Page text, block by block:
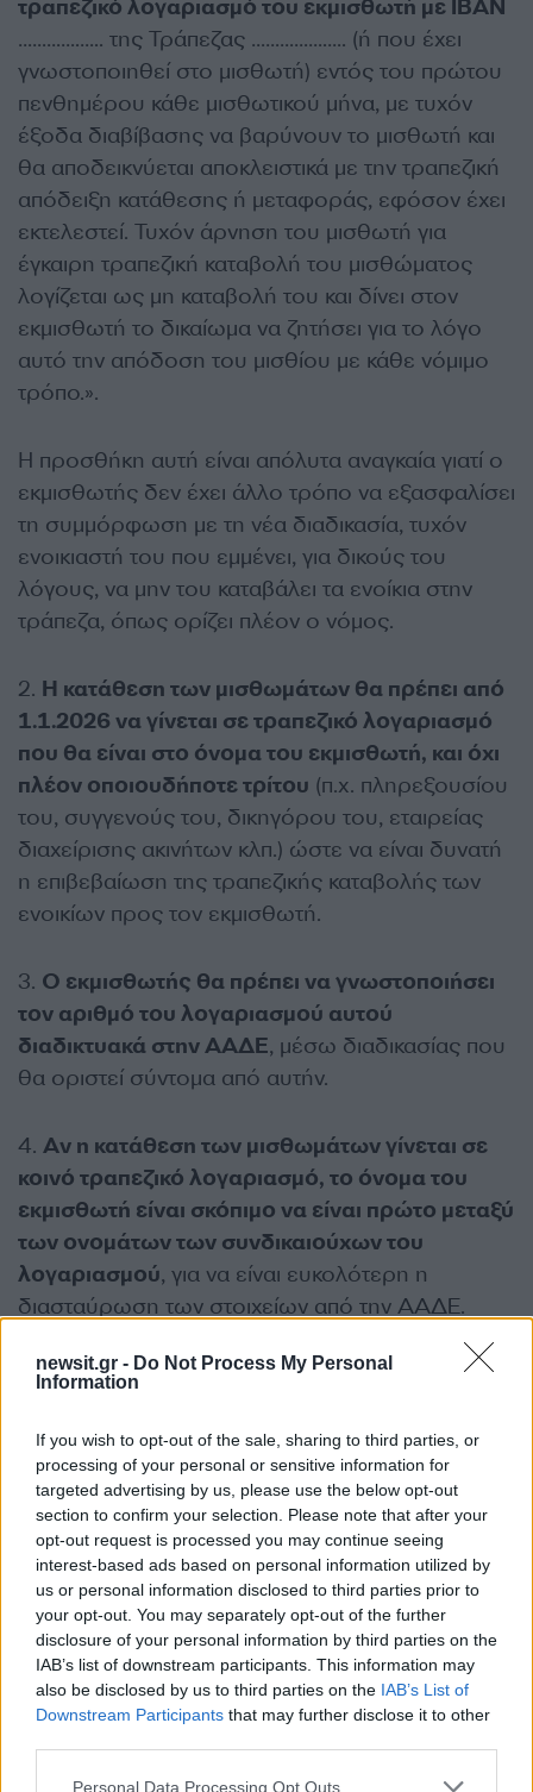
newsit.gr - Do Not Process My Personal
Information
If you wish to opt-out of the sale, sharing to third parties, or
processing of your personal or sensitive information for
targeted advertising by us, please use the below opt-out
section to confirm your selection. Please note that after your
opt-out request is processed you may continue seeing
interest-based ads based on personal information utilized by
us or personal information disclosed to third parties prior to
your opt-out. You may separately opt-out of the further
disclosure of your personal information by third parties on the
IAB’s list of downstream participants. This information may
also be disclosed by us to third parties on the IAB’s List of
Downstream Participants that may further disclose it to other
Please note that this website/app uses one or more Google
Personal Data Processing Opt Outs
τραπεζικό λογαριασμό του εκμισθωτή με ΙΒΑΝ
………….….. της Τράπεζας …………….…. (ή που έχει
γνωστοποιηθεί στο μισθωτή) εντός του πρώτου
πενθημέρου κάθε μισθωτικού μήνα, με τυχόν
έξοδα διαβίβασης να βαρύνουν το μισθωτή και
θα αποδεικνύεται αποκλειστικά με την τραπεζική
απόδειξη κατάθεσης ή μεταφοράς, εφόσον έχει
εκτελεστεί. Τυχόν άρνηση του μισθωτή για
έγκαιρη τραπεζική καταβολή του μισθώματος
λογίζεται ως μη καταβολή του και δίνει στον
εκμισθωτή το δικαίωμα να ζητήσει για το λόγο
αυτό την απόδοση του μισθίου με κάθε νόμιμο
τρόπο.».
Η προσθήκη αυτή είναι απόλυτα αναγκαία γιατί ο
εκμισθωτής δεν έχει άλλο τρόπο να εξασφαλίσει
τη συμμόρφωση με τη νέα διαδικασία, τυχόν
ενοικιαστή του που εμμένει, για δικούς του
λόγους, να μην του καταβάλει τα ενοίκια στην
τράπεζα, όπως ορίζει πλέον ο νόμος.
2. Η κατάθεση των μισθωμάτων θα πρέπει από
1.1.2026 να γίνεται σε τραπεζικό λογαριασμό
που θα είναι στο όνομα του εκμισθωτή, και όχι
πλέον οποιουδήποτε τρίτου (π.χ. πληρεξουσίου
του, συγγενούς του, δικηγόρου του, εταιρείας
διαχείρισης ακινήτων κλπ.) ώστε να είναι δυνατή
η επιβεβαίωση της τραπεζικής καταβολής των
ενοικίων προς τον εκμισθωτή.
3. Ο εκμισθωτής θα πρέπει να γνωστοποιήσει
τον αριθμό του λογαριασμού αυτού
διαδικτυακά στην ΑΑΔΕ, μέσω διαδικασίας που
θα οριστεί σύντομα από αυτήν.
4. Αν η κατάθεση των μισθωμάτων γίνεται σε
κοινό τραπεζικό λογαριασμό, το όνομα του
εκμισθωτή είναι σκόπιμο να είναι πρώτο μεταξύ
των ονομάτων των συνδικαιούχων του
λογαριασμού, για να είναι ευκολότερη η
διασταύρωση των στοιχείων από την ΑΑΔΕ.
5. Ομοίωςσε περίπτωση ύπαρξης πολλών
γνωστοποιήσει στο μισθωτήριο συμφωνητικό
(ή τη δήλωση της ΑΑΔΕ) τον δικό του
λογαριασμό, με το όνομά του ως πρώτο
δικαιούχο, όπου θα κατατίθεται το ποσό που του
αντιστοιχεί.
6.Οι εκμισθωτές θα πρέπει να ζητούν από τους
ενοικιαστές τους την καταβολή και των 12
μηνιαίων μισθωμάτων εντός του ίδιου
οικονομικού έτους
, ήτοι έως την